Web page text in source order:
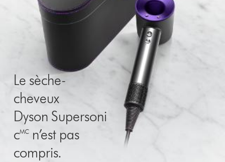
Le sèche-
cheveux
Dyson Supersoni
c🅪 n’est pas
compris.